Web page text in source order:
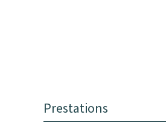
Prestations